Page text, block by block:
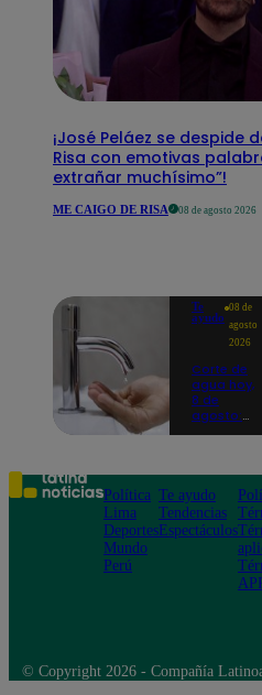
¡José Peláez se despide
Risa con emotivas
extrañar muchísimo”!
ME CAIGO DE RISA 08 de agosto 2026
Te
ayudo
08 de
agosto
2026
Corte de
agua hoy,
8 de
agosto:
sin el
servicio de
Sedapal
Política
Lima
Deportes
Mundo
Perú
Te ayudo
Tendencias
Espectáculos
© Copyright 2026 - Compañía